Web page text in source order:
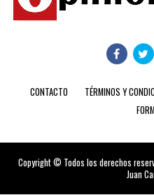
CONTACTO TÉRMINOS Y
Copyright © Todos los derechos
Juan